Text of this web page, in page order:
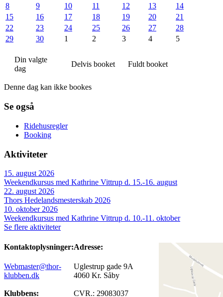
8
9 10 11 12 13
14
15
16 17 18 19 20
21
22
23 24 25 26 27
28
29
30 1 2 3 4 5
Din valgte
dag
Delvis booket Fuldt booket
Denne dag kan ikke bookes
Se også
Ridehusregler
Booking
Aktiviteter
15. august 2026
Weekendkursus med Kathrine Vittrup d. 15.-16. august
22. august 2026
Thors Hedelandsmesterskab 2026
10. oktober 2026
Weekendkursus med Kathrine Vittrup d. 10.-11. oktober
Se flere aktiviteter
Kontaktoplysninger:
Webmaster@thor-
klubben.dk
Klubbens:
Adresse:
Uglestrup gade 9A
4060 Kr. Såby
CVR.: 29083037